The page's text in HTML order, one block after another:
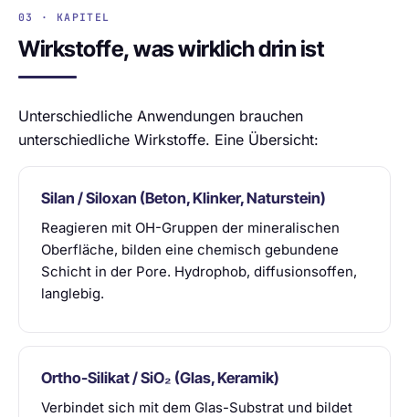
03 · KAPITEL
Wirkstoffe, was wirklich drin ist
Unterschiedliche Anwendungen brauchen
unterschiedliche Wirkstoffe. Eine Übersicht:
Silan / Siloxan (Beton, Klinker, Naturstein)
Reagieren mit OH-Gruppen der mineralischen
Oberfläche, bilden eine chemisch gebundene
Schicht in der Pore. Hydrophob, diffusionsoffen,
langlebig.
Ortho-Silikat / SiO₂ (Glas, Keramik)
Verbindet sich mit dem Glas-Substrat und bildet